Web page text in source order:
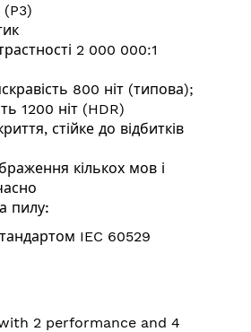
2 000 000:1
800 ніт (типова);
1200 ніт (HDR)
стійке до відбитків
кількох мов і
пилу:
IEC 60529
2 performance and 4